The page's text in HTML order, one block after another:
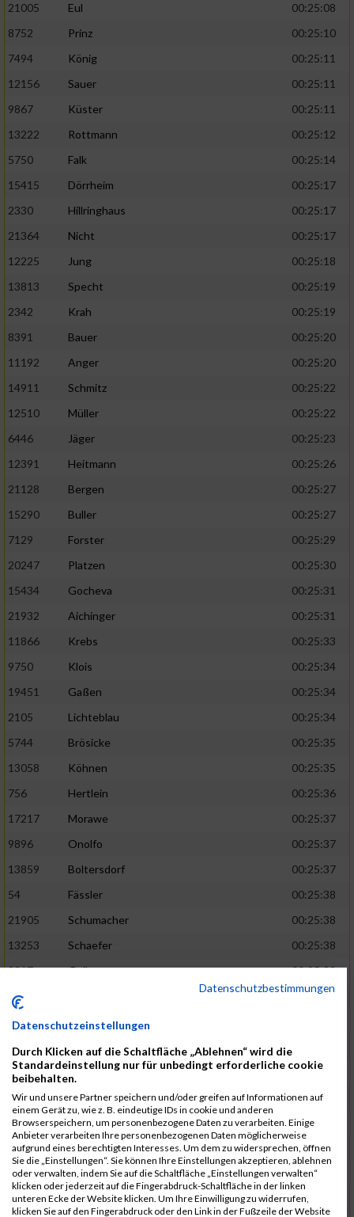
21005
Eul
00:25:08
8752
Prinz
00:25:10
7494
König
00:25:11
12156
Sauer
00:25:11
9867
Küster
00:25:11
13222
Rottmann
00:25:12
5750
Falk
00:25:14
15415
Dörrheim
00:25:17
2330
Hillringhaus
00:25:17
21364
Nicht
00:25:17
12225
Jung
00:25:18
13813
Specht
00:25:19
2342
Krah
00:25:19
8391
Bauer
00:25:20
11192
Anger
00:25:20
14911
Schmitz
00:25:22
12510
Müller
00:25:22
6446
Jäger
00:25:23
12391
Heitmann
00:25:26
21128
Bergen
00:25:27
15290
Buller
00:25:27
7129
Forster
00:25:29
20247
Platzen
00:25:30
15434
Gocheva
00:25:31
21932
Aichinger
00:25:31
11866
Krebs
00:25:33
9750
Klois
00:25:34
19451
Gaßen
00:25:34
2105
Lichteblau
00:25:34
5744
Brösicke
00:25:35
13058
Köhnen
00:25:35
756
Hertlein
00:25:36
17217
Morawe
00:25:37
9896
Onolfo
00:25:37
13859
Boltersdorf
00:25:37
54
Fässler
00:25:38
21905
Schumacher
00:25:38
13253
Schaefer
00:25:38
2317
Golbar
00:25:38
5561
00:25:38
12006
Laudien
9273
Nicotra
7717
Lades
00:25:38
15581
Adamczak
00:25:38
3162
Heilig
00:25:39
3107
Schork
00:25:40
5888
Regneri
00:25:41
8971
Bien 00:25:42
Datenschutzbestimmungen
Datenschutzeinstellungen
Durch Klicken auf die Schaltfläche „Ablehnen“ wird die
Standardeinstellung nur für unbedingt erforderliche cookie
beibehalten.
Wir und unsere Partner speichern und/oder greifen auf Informationen auf
einem Gerät zu, wie z. B. eindeutige IDs in cookie und anderen
Browserspeichern, um personenbezogene Daten zu verarbeiten. Einige
Anbieter verarbeiten Ihre personenbezogenen Daten möglicherweise
aufgrund eines berechtigten Interesses. Um dem zu widersprechen, öffnen
Sie die „Einstellungen“. Sie können Ihre Einstellungen akzeptieren, ablehnen
oder verwalten, indem Sie auf die Schaltfläche „Einstellungen verwalten“
klicken oder jederzeit auf die Fingerabdruck-Schaltfläche in der linken
unteren Ecke der Website klicken. Um Ihre Einwilligung zu widerrufen,
klicken Sie auf den Fingerabdruck oder den Link in der Fußzeile der Website